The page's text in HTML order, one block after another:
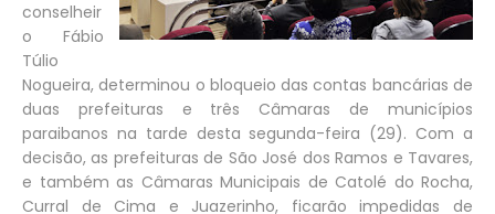
conselheir
o Fábio
Túlio
Nogueira, determinou o bloqueio das contas bancárias de
duas prefeituras e três Câmaras de municípios
paraibanos na tarde desta segunda-feira (29). Com a
decisão, as prefeituras de São José dos Ramos e Tavares,
e também as Câmaras Municipais de Catolé do Rocha,
Curral de Cima e Juazerinho, ficarão impedidas de